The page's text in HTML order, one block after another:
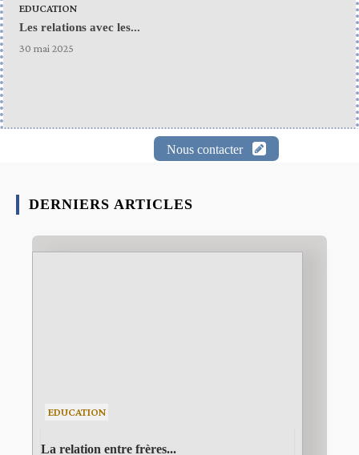
EDUCATION
Les relations avec les...
30 mai 2025
Nous contacter
DERNIERS ARTICLES
EDUCATION
La relation entre frères...